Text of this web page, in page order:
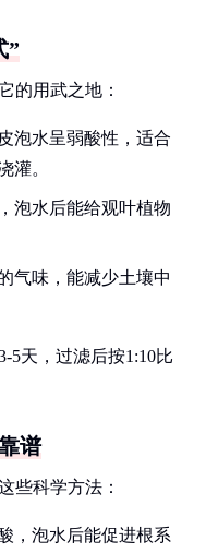
”
的用武之地：
泡水呈弱酸性，适合
灌。
泡水后能给观叶植物
气味，能减少土壤中
5天，过滤后按1:10比
谱
些科学方法：
，泡水后能促进根系